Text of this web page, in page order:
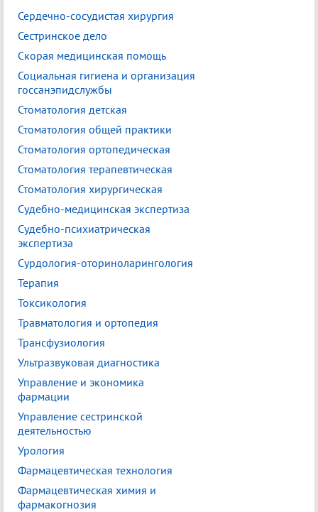
Сердечно-сосудистая хирургия
Сестринское дело
Скорая медицинская помощь
Социальная гигиена и организация
госсанэпидслужбы
Стоматология детская
Стоматология общей практики
Стоматология ортопедическая
Стоматология терапевтическая
Стоматология хирургическая
Судебно-медицинская экспертиза
Судебно-психиатрическая
экспертиза
Сурдология-оториноларингология
Терапия
Токсикология
Травматология и ортопедия
Трансфузиология
Ультразвуковая диагностика
Управление и экономика
фармации
Управление сестринской
деятельностью
Урология
Фармацевтическая технология
Фармацевтическая химия и
фармакогнозия